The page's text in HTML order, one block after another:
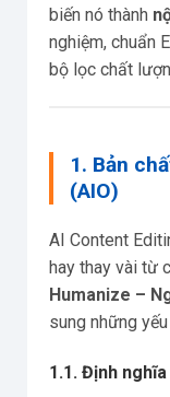
biến nó thành
nghiệm, chuẩn
bộ lọc chất
1. Bản
(AIO)
AI Content
hay thay vài từ
Humanize –
sung những
1.1. Định